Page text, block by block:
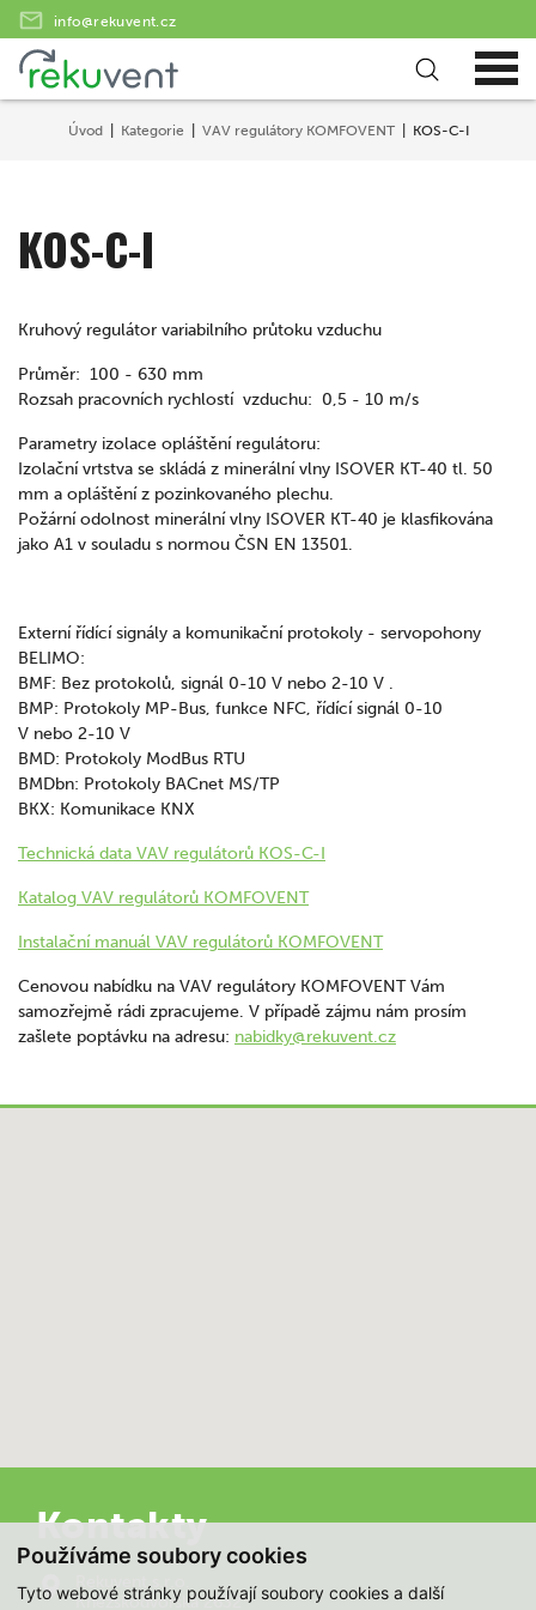
Používáme soubory cookies
Tyto webové stránky používají soubory cookies a další
info@rekuvent.cz
Úvod Kategorie VAV regulátory KOMFOVENT KOS-C-I
KOS-C-I
Kruhový regulátor variabilního průtoku vzduchu
Průměr: 100 - 630 mm
Rozsah pracovních rychlostí vzduchu: 0,5 - 10 m/s
Parametry izolace opláštění regulátoru:
Izolační vrtstva se skládá z minerální vlny ISOVER KT-40 tl. 50
mm a opláštění z pozinkovaného plechu.
Požární odolnost minerální vlny ISOVER KT-40 je klasfikována
jako A1 v souladu s normou ČSN EN 13501.
Externí řídící signály a komunikační protokoly - servopohony
BELIMO:
BMF: Bez protokolů, signál 0-10 V nebo 2-10 V .
BMP: Protokoly MP-Bus, funkce NFC, řídící signál 0-10
V nebo 2-10 V
BMD: Protokoly ModBus RTU
BMDbn: Protokoly BACnet MS/TP
BKX: Komunikace KNX
Technická data VAV regulátorů KOS-C-I
Katalog VAV regulátorů KOMFOVENT
Instalační manuál VAV regulátorů KOMFOVENT
Cenovou nabídku na VAV regulátory KOMFOVENT Vám
samozřejmě rádi zpracujeme. V případě zájmu nám prosím
zašlete poptávku na adresu: nabidky@rekuvent.cz
Kontakty
Rekuvent s.r.o.
Kněžskodvorská 2632